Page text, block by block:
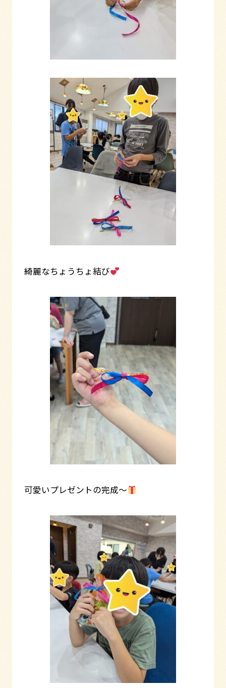
綺麗なちょうちょ結び
可愛いプレゼントの完成～